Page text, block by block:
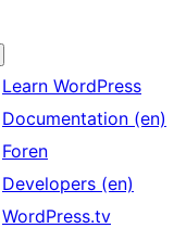
Learn WordPress
Documentation (en)
Foren
Developers (en)
WordPress.tv